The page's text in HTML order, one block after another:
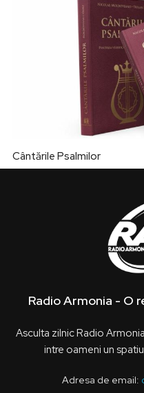
Cântările Psalmilor
Radio Armonia - O
Asculta zilnic Radio
intre oameni un
Adresa de email: